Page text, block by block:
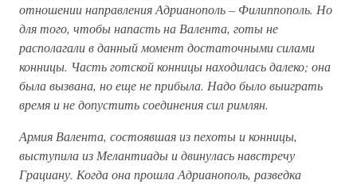
отношении направления Адрианополь – Филиппополь. Но
для того, чтобы напасть на Валента, готы не
располагали в данный момент достаточными силами
конницы. Часть готской конницы находилась далеко; она
была вызвана, но еще не прибыла. Надо было выиграть
время и не допустить соединения сил римлян.
Армия Валента, состоявшая из пехоты и конницы,
выступила из Мелантиады и двинулась навстречу
Грациану. Когда она прошла Адрианополь, разведка